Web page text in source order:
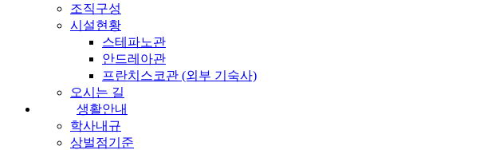
조직구성
시설현황
스테파노관
안드레아관
프란치스코관 (외부 기숙사)
오시는 길
생활안내
학사내규
상벌점기준